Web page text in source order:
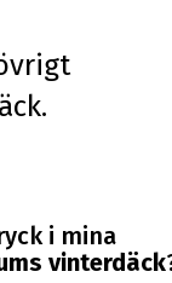
i mina
vinterdäck